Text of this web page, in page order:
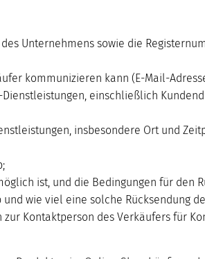
Unternehmens sowie die
kommunizieren kann (E-Mail-
einschließlich
insbesondere Ort und
ist, und die Bedingungen für den
wie viel eine solche Rücksendung
Kontaktperson des Verkäufers für